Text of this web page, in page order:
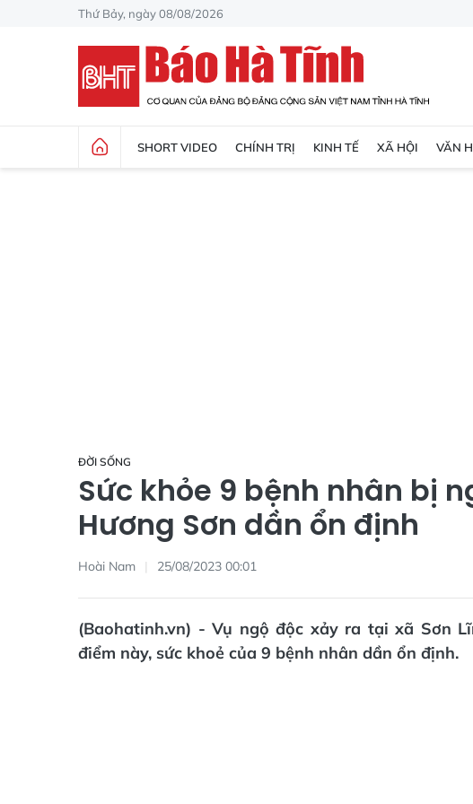
Thứ Bảy, ngày 08/08/2026
SHORT VIDEO CHÍNH TRỊ KINH TẾ XÃ HỘI VĂN
ĐỜI SỐNG
Sức khỏe 9 bệnh nhân bị
Hương Sơn dần ổn định
Hoài Nam 25/08/2023 00:01
(Baohatinh.vn) - Vụ ngộ độc xảy ra tại xã Sơn
điểm này, sức khoẻ của 9 bệnh nhân dần ổn định.